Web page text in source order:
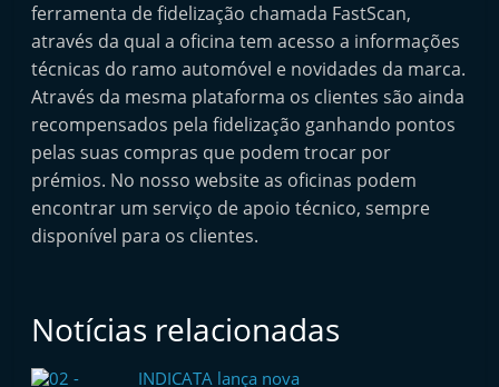
ferramenta de fidelização chamada FastScan,
através da qual a oficina tem acesso a informações
técnicas do ramo automóvel e novidades da marca.
Através da mesma plataforma os clientes são ainda
recompensados pela fidelização ganhando pontos
pelas suas compras que podem trocar por
prémios. No nosso website as oficinas podem
encontrar um serviço de apoio técnico, sempre
disponível para os clientes.
Notícias relacionadas
INDICATA lança nova